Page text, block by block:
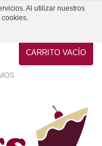
Al utilizar nuestros
cookies.
CARRITO VACÍO